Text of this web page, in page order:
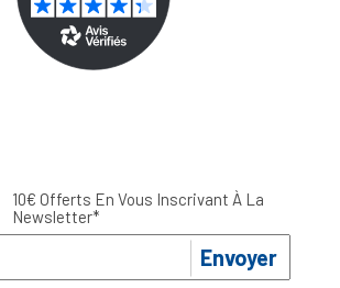
10€ Offerts En Vous Inscrivant À La
Newsletter*
Envoyer